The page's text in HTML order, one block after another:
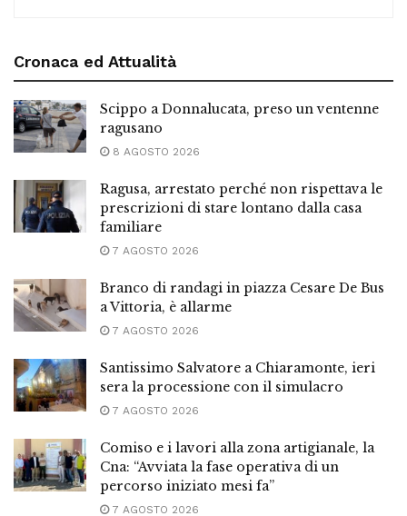
Cronaca ed Attualità
Scippo a Donnalucata, preso un ventenne
ragusano
8 AGOSTO 2026
Ragusa, arrestato perché non rispettava le
prescrizioni di stare lontano dalla casa
familiare
7 AGOSTO 2026
Branco di randagi in piazza Cesare De Bus
a Vittoria, è allarme
7 AGOSTO 2026
Santissimo Salvatore a Chiaramonte, ieri
sera la processione con il simulacro
7 AGOSTO 2026
Comiso e i lavori alla zona artigianale, la
Cna: “Avviata la fase operativa di un
percorso iniziato mesi fa”
7 AGOSTO 2026